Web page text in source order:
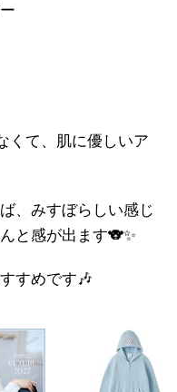
くて、肌に優しいア
、みすぼらしい感じ
と感が出ます🐨✨
すめです🎶